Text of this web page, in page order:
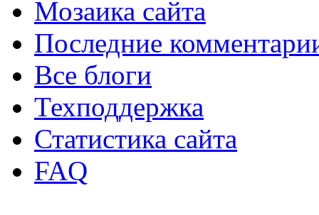
Мозаика сайта
Последние
Все блоги
Техподдержка
Статистика сайта
FAQ